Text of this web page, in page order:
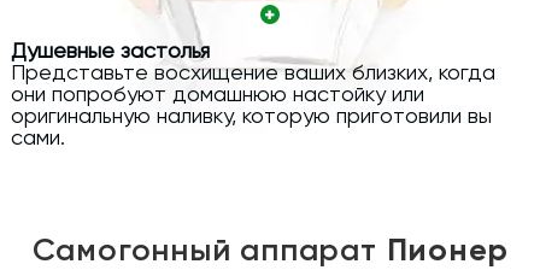
Душевные застолья
Представьте восхищение ваших близких, когда
они попробуют домашнюю настойку или
оригинальную наливку, которую приготовили вы
сами.
Самогонный аппарат Пионер